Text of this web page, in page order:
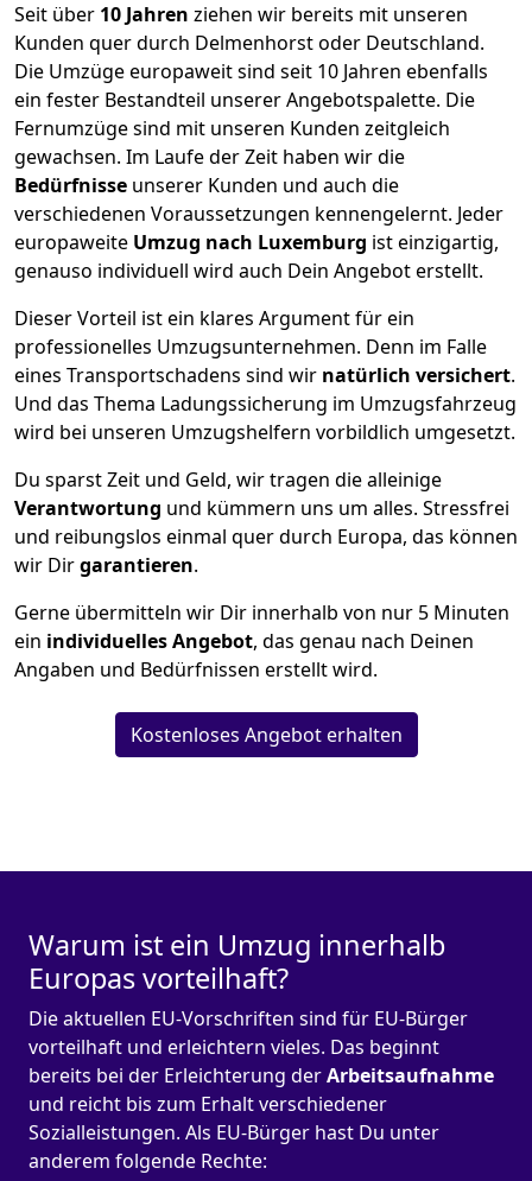
Seit über 10 Jahren ziehen wir bereits mit unseren
Kunden quer durch Delmenhorstoder Deutschland.
Die Umzüge europaweit sind seit 10 Jahren ebenfalls
ein fester Bestandteil unserer Angebotspalette. Die
Fernumzüge sind mit unseren Kunden zeitgleich
gewachsen. Im Laufe der Zeit haben wir die
Bedürfnisse unserer Kunden und auch die
verschiedenen Voraussetzungen kennengelernt. Jeder
europaweite Umzug nach Luxemburg ist einzigartig,
genauso individuell wird auch Dein Angebot erstellt.
Dieser Vorteil ist ein klares Argument für ein
professionelles Umzugsunternehmen. Denn im Falle
eines Transportschadens sind wir natürlich versichert.
Und das Thema Ladungssicherung im Umzugsfahrzeug
wird bei unseren Umzugshelfern vorbildlich umgesetzt.
Du sparst Zeit und Geld, wir tragen die alleinige
Verantwortung und kümmern uns um alles. Stressfrei
und reibungslos einmal quer durch Europa, das können
wir Dirgarantieren.
Gerne übermitteln wir Dir innerhalb von nur 5 Minuten
ein individuelles Angebot, das genau nach Deinen
Angaben und Bedürfnissen erstellt wird.
Kostenloses Angebot erhalten
Warum ist ein Umzug innerhalb
Europas vorteilhaft?
Die aktuellen EU-Vorschriften sind für EU-Bürger
vorteilhaft und erleichtern vieles. Das beginnt
bereits bei der Erleichterung derArbeitsaufnahme
und reicht bis zum Erhalt verschiedener
Sozialleistungen. Als EU-Bürger hast Du unter
anderem folgende Rechte: